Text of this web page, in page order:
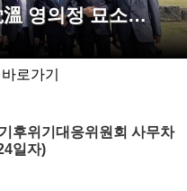
溫 영의정 묘소…
로가기
후위기대응위원회 사무차
일자)